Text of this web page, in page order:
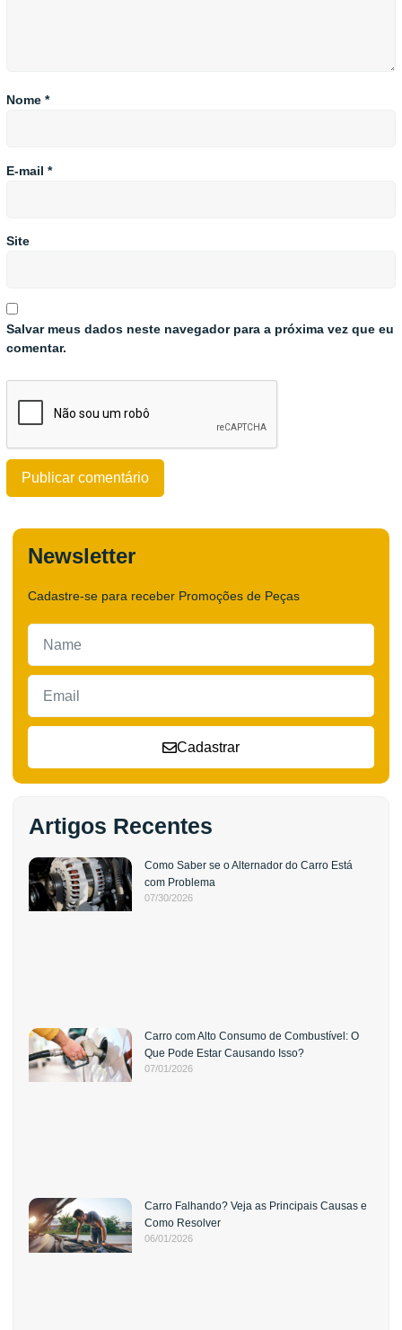
Nome *
E-mail *
Site
Salvar meus dados neste navegador para a próxima vez que eu
comentar.
Newsletter
Cadastre-se para receber Promoções de Peças
Cadastrar
Artigos Recentes
Como Saber se o Alternador do Carro Está
com Problema
07/30/2026
Carro com Alto Consumo de Combustível: O
Que Pode Estar Causando Isso?
07/01/2026
Carro Falhando? Veja as Principais Causas e
Como Resolver
06/01/2026